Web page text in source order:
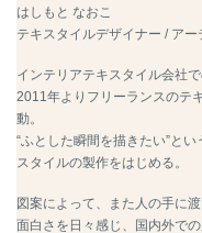
はしもと なおこ
テキスタイルデザイナー / アー
インテリアテキスタイル会社で
2011年よりフリーランスのテ
動。
“ふとした瞬間を描きたい”と
スタイルの製作をはじめる。
図案によって、また人の手に
面白さを日々感じ、国内外で